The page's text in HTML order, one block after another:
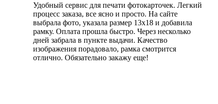
Удобный сервис для печати фотокарточек. Легкий
процесс заказа, все ясно и просто. На сайте
выбрала фото, указала размер 13х18 и добавила
рамку. Оплата прошла быстро. Через несколько
дней забрала в пункте выдачи. Качество
изображения порадовало, рамка смотрится
отлично. Обязательно закажу еще!